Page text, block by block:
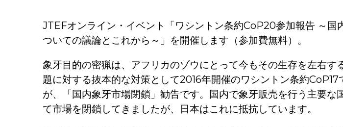
JTEFオンライン・イベント「ワシントン条約CoP20参加報告 ～国
ついての議論とこれから～」を開催します（参加費無料）。
象牙目的の密猟は、アフリカのゾウにとって今もその生存を左右す
題に対する抜本的な対策として2016年開催のワシントン条約CoP17
が、「国内象牙市場閉鎖」勧告です。国内で象牙販売を行う主要な
て市場を閉鎖してきましたが、日本はこれに抵抗しています。